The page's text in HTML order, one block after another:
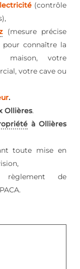
(contrôle
(mesure précise
pour connaître la
maison, votre
votre cave ou
.
Ollières.
à Ollières
toute mise en
de